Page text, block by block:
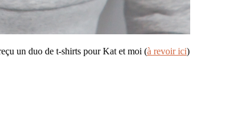
un duo de t-shirts pour Kat et moi (à revoir ici)